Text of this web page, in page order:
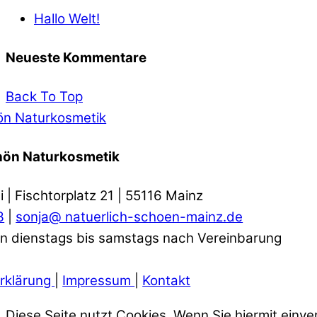
Hallo Welt!
Neueste Kommentare
Back To Top
Naturkosmetik
Naturkosmetik
| Fischtorplatz 21 | 55116 Mainz
sonja@ natuerlich-schoen-mainz.de
dienstags bis samstags nach Vereinbarung
Impressum Kontakt